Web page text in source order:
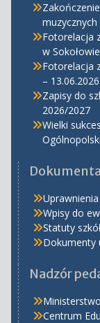
muzycznych
Fotorelacja
w
Fotorelacja
– 13.06.2026
Zapisy do
2026/2027
Wielki
Wpisy do
Statuty
Dokumenty
Nadzór
Centrum